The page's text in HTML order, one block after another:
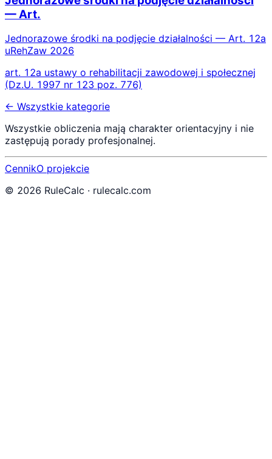
— Art.
Jednorazowe środki na podjęcie działalności — Art. 12a
uRehZaw 2026
art. 12a ustawy o rehabilitacji zawodowej i społecznej
(Dz.U. 1997 nr 123 poz. 776)
← Wszystkie kategorie
Wszystkie obliczenia mają charakter orientacyjny i nie
zastępują porady profesjonalnej.
CennikO projekcie
© 2026 RuleCalc · rulecalc.com